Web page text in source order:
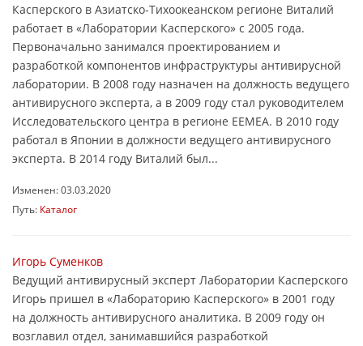
Касперского в Азиатско-Тихоокеанском регионе Виталий
работает в «Лаборатории Касперского» с 2005 года.
Первоначально занимался проектированием и
разработкой компонентов инфраструктуры антивирусной
лаборатории. В 2008 году назначен на должность ведущего
антивирусного эксперта, а в 2009 году стал руководителем
Исследовательского центра в регионе EEMEA. В 2010 году
работал в Японии в должности ведущего антивирусного
эксперта. В 2014 году Виталий был...
Изменен: 03.03.2020
Путь: Каталог
Игорь Суменков
Ведущий антивирусный эксперт Лаборатории Касперского
Игорь пришел в «Лабораторию Касперского» в 2001 году
на должность антивирусного аналитика. В 2009 году он
возглавил отдел, занимавшийся разработкой